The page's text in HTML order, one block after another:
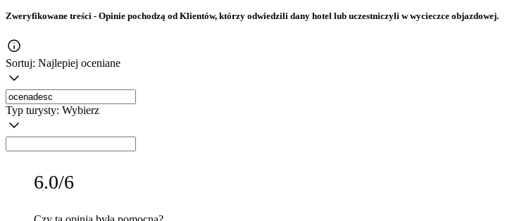
Zweryfikowane treści - Opinie pochodzą od Klientów, którzy odwiedzili dany hotel lub uczestniczyli w wycieczce objazdowej.
Sortuj: Najlepiej oceniane
Typ turysty: Wybierz
6.0/6